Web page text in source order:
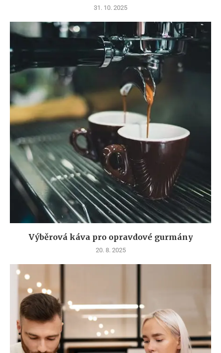
31. 10. 2025
Výběrová káva pro opravdové gurmány
20. 8. 2025